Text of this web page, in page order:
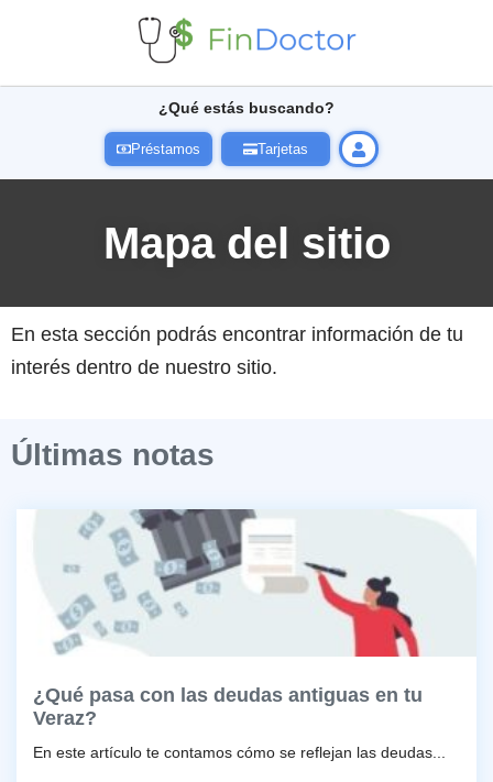
¿Qué estás buscando?
Préstamos Tarjetas
Mapa del sitio
En esta sección podrás encontrar información de tu
interés dentro de nuestro sitio.
Últimas notas
¿Qué pasa con las deudas antiguas en tu
Veraz?
En este artículo te contamos cómo se reflejan las deudas...